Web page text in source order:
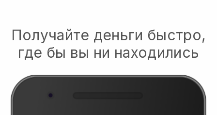
Получайте деньги быстро,
где бы вы ни находились